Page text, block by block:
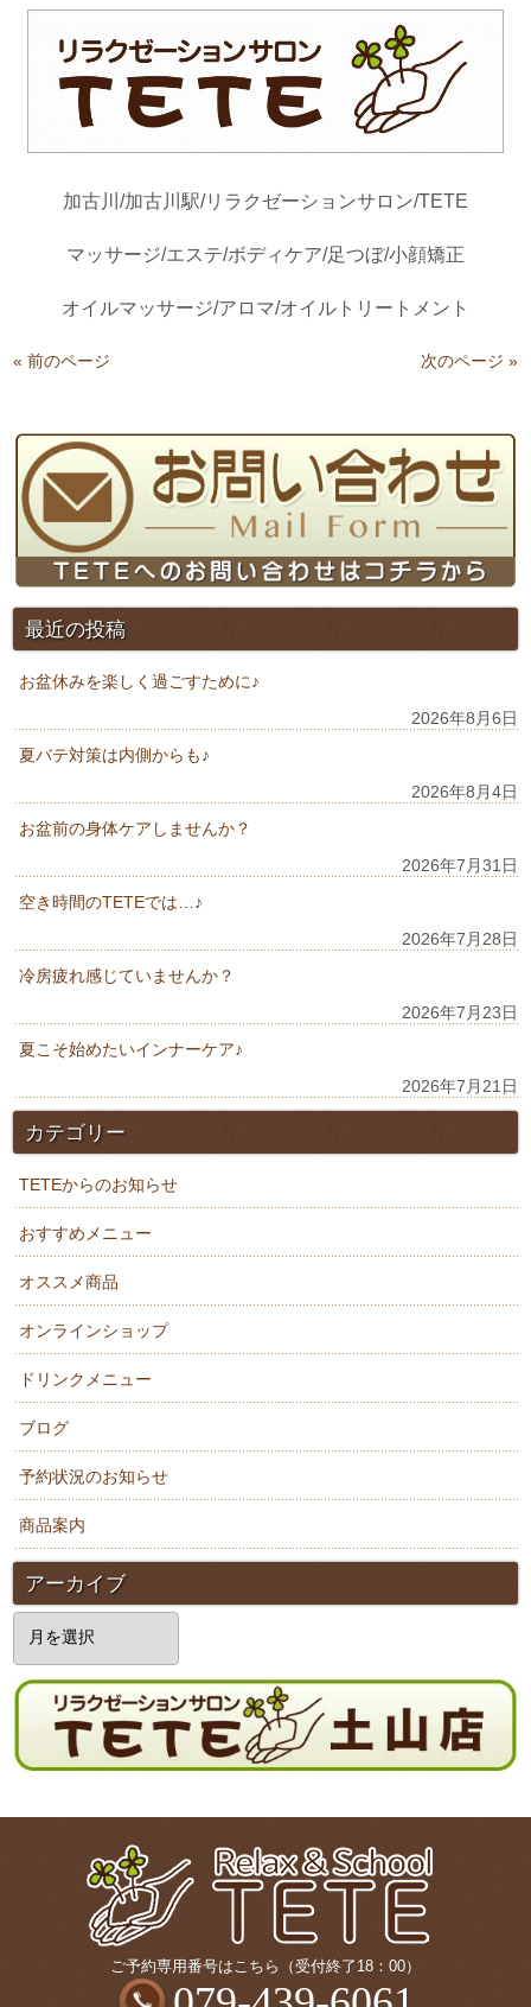
加古川/加古川駅/リラクゼーションサロン/TETE
マッサージ/エステ/ボディケア/足つぼ/小顔矯正
オイルマッサージ/アロマ/オイルトリートメント
« 前のページ 次のページ »
最近の投稿
お盆休みを楽しく過ごすために♪
2026年8月6日
夏バテ対策は内側からも♪
2026年8月4日
お盆前の身体ケアしませんか？
2026年7月31日
空き時間のTETEでは…♪
2026年7月28日
冷房疲れ感じていませんか？
2026年7月23日
夏こそ始めたいインナーケア♪
2026年7月21日
カテゴリー
TETEからのお知らせ
おすすめメニュー
オススメ商品
オンラインショップ
ドリンクメニュー
ブログ
予約状況のお知らせ
商品案内
アーカイブ
イ
ご予約専用番号はこちら（受付終了18：00）